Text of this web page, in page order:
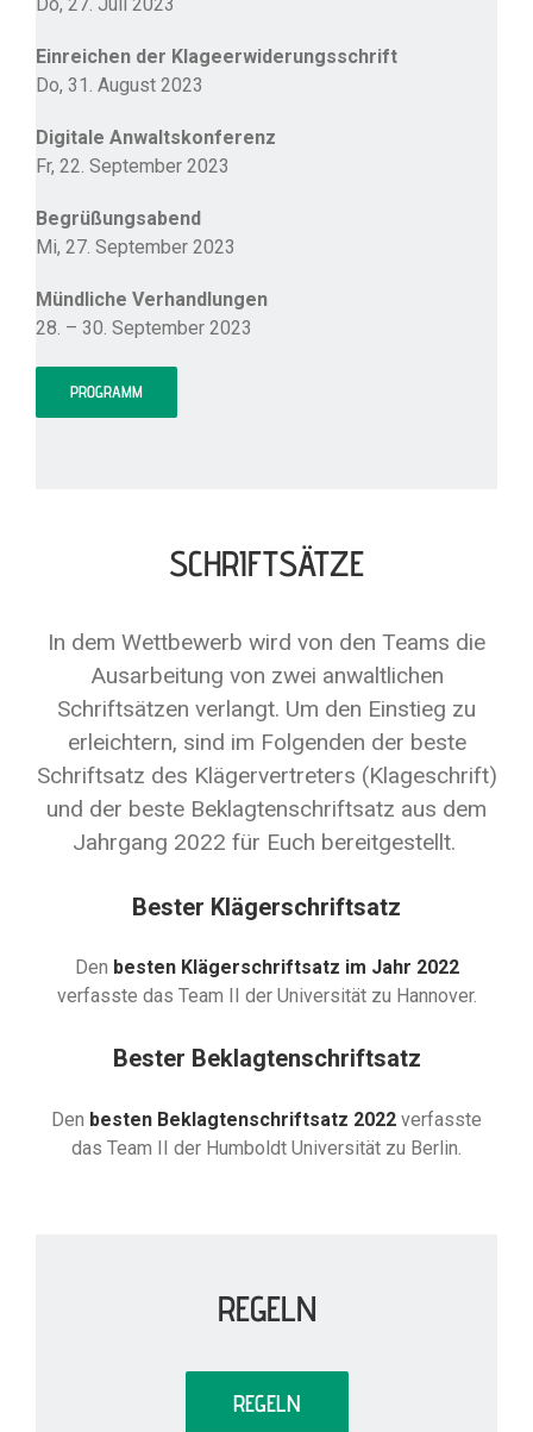
Einreichen der Klageerwiderungsschrift
Do, 31. August 2023
Digitale Anwaltskonferenz
Fr, 22. September 2023
Begrüßungsabend
Mi, 27. September 2023
Mündliche Verhandlungen
28. – 30. September 2023
PROGRAMM
SCHRIFTSÄTZE
In dem Wettbewerb wird von den Teams die
Ausarbeitung von zwei anwaltlichen
Schriftsätzen verlangt. Um den Einstieg zu
erleichtern, sind im Folgenden der beste
Schriftsatz des Klägervertreters (Klageschrift)
und der beste Beklagtenschriftsatz aus dem
Jahrgang 2022 für Euch bereitgestellt.
Bester Klägerschriftsatz
Den besten Klägerschriftsatz im Jahr 2022
verfasste das Team II der Universität zu Hannover.
Bester Beklagtenschriftsatz
Den besten Beklagtenschriftsatz 2022 verfasste
das Team II der Humboldt Universität zu Berlin.
REGELN
REGELN